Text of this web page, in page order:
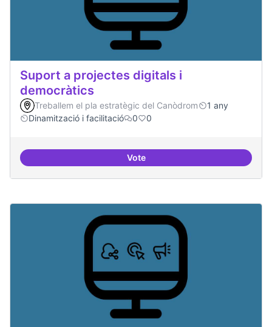
Suport a projectes digitals i
democràtics
Treballem el pla estratègic del Canòdrom
1 any
Dinamització i facilitació
0 0
VoteSuport a projectes digitals i